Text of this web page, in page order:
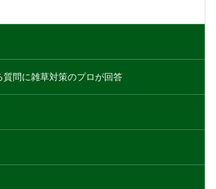
質問に雑草対策のプロが回答